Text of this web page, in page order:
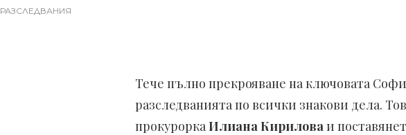
РАЗСЛЕДВАНИЯ
Тече пълно прекрояване на ключовата
разследванията по всички знакови дела.
прокуроркаИлиана Кириловаи